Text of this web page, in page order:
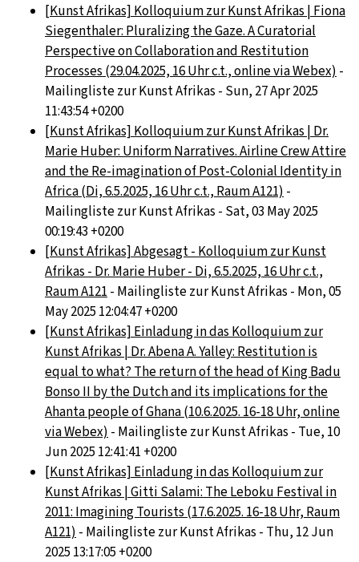
[Kunst Afrikas] Kolloquium zur Kunst Afrikas | Fiona
Siegenthaler: Pluralizing the Gaze. A Curatorial
Perspective on Collaboration and Restitution
Processes (29.04.2025, 16 Uhr c.t., online via Webex) -
Mailingliste zur Kunst Afrikas - Sun, 27 Apr 2025
11:43:54 +0200
[Kunst Afrikas] Kolloquium zur Kunst Afrikas | Dr.
Marie Huber: Uniform Narratives. Airline Crew Attire
and the Re-imagination of Post-Colonial Identity in
Africa (Di, 6.5.2025, 16 Uhr c.t., Raum A121) -
Mailingliste zur Kunst Afrikas - Sat, 03 May 2025
00:19:43 +0200
[Kunst Afrikas] Abgesagt - Kolloquium zur Kunst
Afrikas - Dr. Marie Huber - Di, 6.5.2025, 16 Uhr c.t.,
Raum A121 - Mailingliste zur Kunst Afrikas - Mon, 05
May 2025 12:04:47 +0200
[Kunst Afrikas] Einladung in das Kolloquium zur
Kunst Afrikas | Dr. Abena A. Yalley: Restitution is
equal to what? The return of the head of King Badu
Bonso II by the Dutch and its implications for the
Ahanta people of Ghana (10.6.2025. 16-18 Uhr, online
via Webex) - Mailingliste zur Kunst Afrikas - Tue, 10
Jun 2025 12:41:41 +0200
[Kunst Afrikas] Einladung in das Kolloquium zur
Kunst Afrikas | Gitti Salami: The Leboku Festival in
2011: Imagining Tourists (17.6.2025. 16-18 Uhr, Raum
A121) - Mailingliste zur Kunst Afrikas - Thu, 12 Jun
2025 13:17:05 +0200